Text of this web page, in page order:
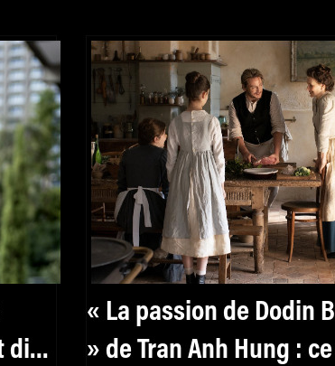
dire
« La passion de Dodin
» de Tran Anh Hung : ce